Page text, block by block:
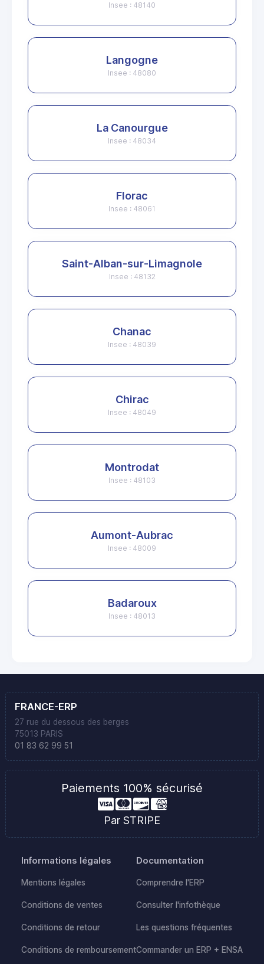
Insee : 48140
Langogne
Insee : 48080
La Canourgue
Insee : 48034
Florac
Insee : 48061
Saint-Alban-sur-Limagnole
Insee : 48132
Chanac
Insee : 48039
Chirac
Insee : 48049
Montrodat
Insee : 48103
Aumont-Aubrac
Insee : 48009
Badaroux
Insee : 48013
FRANCE-ERP
27 rue du dessous des berges
75013 PARIS
01 83 62 99 51
Paiements 100% sécurisé
Par STRIPE
Informations légales
Mentions légales
Conditions de ventes
Conditions de retour
Conditions de remboursement
Documentation
Comprendre l'ERP
Consulter l'infothèque
Les questions fréquentes
Commander un ERP + ENSA